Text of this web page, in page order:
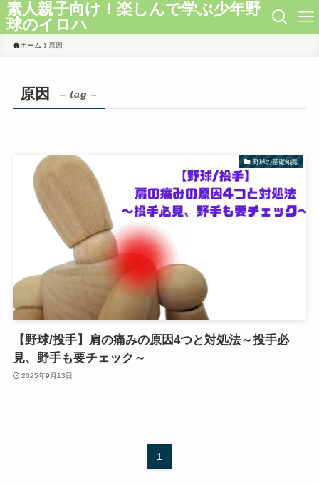
素人親子向け！楽しんで学ぶ少年野
球のイロハ
ホーム 原因
原因 – tag –
野球の基礎知識
【野球/投手】肩の痛みの原因4つと対処法～投手必
見、野手も要チェック～
2025年9月13日
1